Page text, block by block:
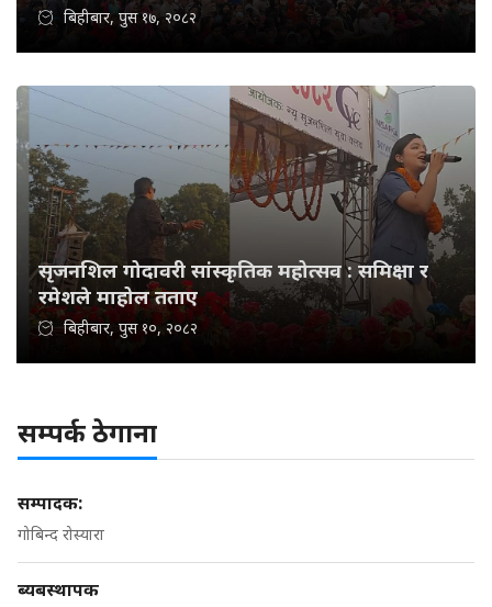
बिहीबार, पुस १७, २०८२
सृजनशिल गोदावरी सांस्कृतिक महोत्सव : समिक्षा र
रमेशले माहोल तताए
बिहीबार, पुस १०, २०८२
सम्पर्क ठेगाना
सम्पादक:
गोबिन्द रोस्यारा
ब्यबस्थापक